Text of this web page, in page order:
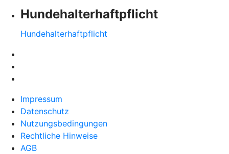
Hundehalter­haftpflicht
Hundehalter­haftpflicht
Impressum
Datenschutz
Nutzungsbedingungen
Rechtliche Hinweise
AGB